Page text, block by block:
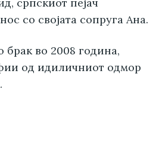
со својата сопруга Ана.
брак во 2008 година,
од идиличниот одмор